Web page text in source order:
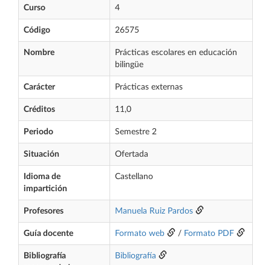
Curso 4
Código 26575
Nombre
Prácticas escolares en educación
bilingüe
Carácter Prácticas externas
Créditos 11,0
Periodo Semestre 2
Situación Ofertada
Idioma de
impartición
Castellano
Profesores Manuela Ruiz Pardos
Guía docente Formato web / Formato PDF
Bibliografía
Bibliografía